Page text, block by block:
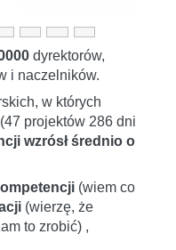
dyrektorów,
i naczelników.
w których
projektów 286 dni
wzrósł średnio o
(wiem co
(wierzę, że
to zrobić) ,